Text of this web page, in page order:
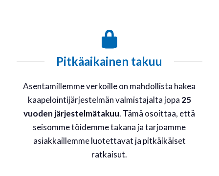
Pitkäaikainen takuu
Asentamillemme verkoille on mahdollista hakea
kaapelointijärjestelmän valmistajalta jopa 25
vuoden järjestelmätakuu. Tämä osoittaa, että
seisomme töidemme takana ja tarjoamme
asiakkaillemme luotettavat ja pitkäikäiset
ratkaisut.